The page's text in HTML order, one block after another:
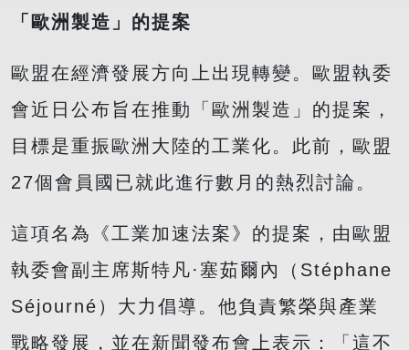
「歐洲製造」的提案
歐盟在經濟發展方向上出現轉變。歐盟執委
會近日公布旨在推動「歐洲製造」的提案，
目標是重振歐洲大陸的工業化。此前，歐盟
27個會員國已就此進行數月的熱烈討論。
這項名為《工業加速法案》的提案，由歐盟
執委會副主席斯特凡·塞茹爾內（Stéphane
Séjourné）大力倡導。他負責繁榮與產業
戰略發展，並在新聞發布會上表示：「這不